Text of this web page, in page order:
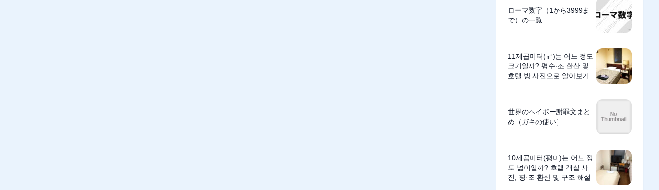
ローマ数字（1から3999ま
で）の一覧
11제곱미터(㎡)는 어느 정도
크기일까? 평수·조 환산 및
호텔 방 사진으로 알아보기
世界のヘイポー謝罪文まと
め（ガキの使い）
10제곱미터(평미)는 어느 정
도 넓이일까? 호텔 객실 사
진, 평·조 환산 및 구조 해설